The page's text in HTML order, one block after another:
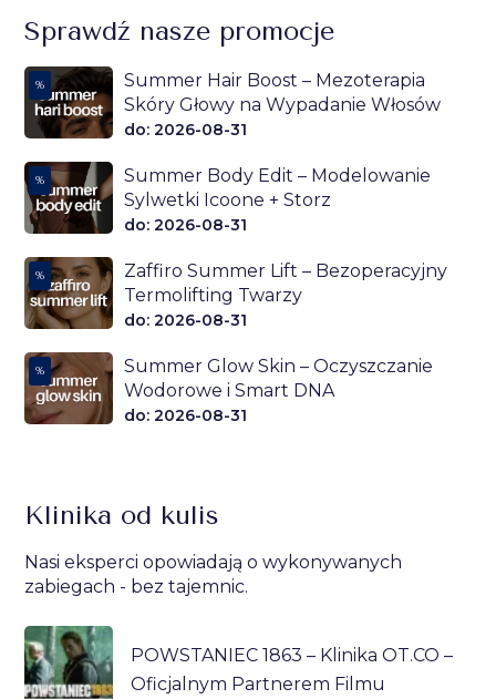
Sprawdź nasze promocje
%
Summer Hair Boost – Mezoterapia
Skóry Głowy na Wypadanie Włosów
do: 2026-08-31
%
Summer Body Edit – Modelowanie
Sylwetki Icoone + Storz
do: 2026-08-31
%
Zaffiro Summer Lift – Bezoperacyjny
Termolifting Twarzy
do: 2026-08-31
%
Summer Glow Skin – Oczyszczanie
Wodorowe i Smart DNA
do: 2026-08-31
Klinika od kulis
Nasi eksperci opowiadają o wykonywanych
zabiegach - bez tajemnic.
POWSTANIEC 1863 – Klinika OT.CO –
Oficjalnym Partnerem Filmu